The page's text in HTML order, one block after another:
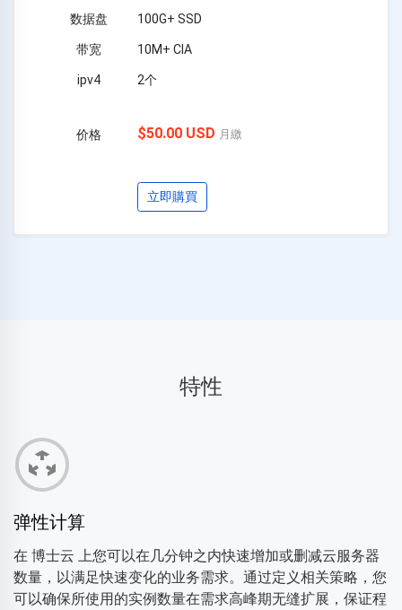
100G+ SSD
10M+ CIA
2个
$50.00 USD 月繳
立即購買
特性
弹性计算
在 博士云 上您可以在几分钟之内快速增加或删减云服务器
数量，以满足快速变化的业务需求。通过定义相关策略，您
可以确保所使用的实例数量在需求高峰期无缝扩展，保证程